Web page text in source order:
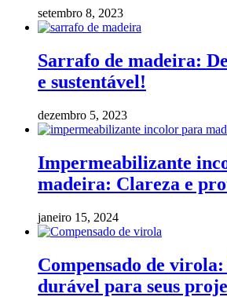
setembro 8, 2023
Sarrafo de madeira:
e sustentável!
dezembro 5, 2023
Impermeabilizante
madeira: Clareza e
janeiro 15, 2024
Compensado de virola:
durável para seus